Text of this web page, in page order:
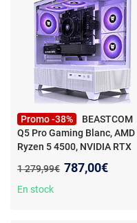
Promo -38%
BEASTCOM
Q5 Pro Gaming Blanc, AMD
Ryzen 5 4500, NVIDIA RTX
Ancien prix :
1 279,99€ Nouveau prix :
787,00€
En stock